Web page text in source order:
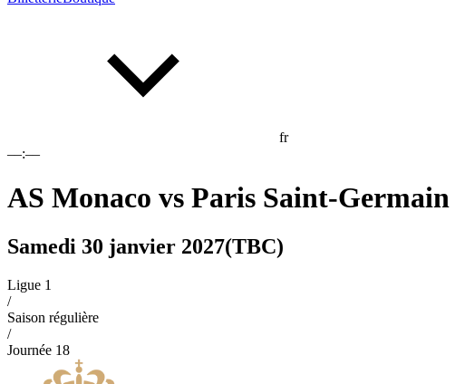
fr
––:––
AS Monaco vs Paris Saint-Germain
Samedi 30 janvier 2027(TBC)
Ligue 1
/
Saison régulière
/
Journée 18